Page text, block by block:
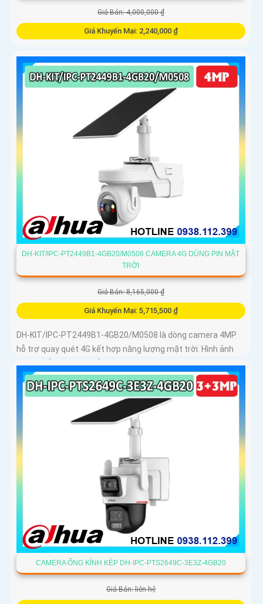
Giá Bán: 4,000,000 ₫
Giá Khuyến Mại: 2,240,000 ₫
Camera MEARI G1 dùng SIM 4G LTE ghi hình với độ phân giải
3MP, hỗ trợ xoay 350 độ và nghiêng 90 độ, bao quát không
gian rộng. Hình ảnh ban đêm vẫn rõ nhờ đèn LED màu 30m và
DH-KIT/IPC-PT2449B1-4GB20/M0508 CAMERA 4G DÙNG PIN MẶT
TRỜI
Giá Bán: 8,165,000 ₫
Giá Khuyến Mại: 5,715,500 ₫
DH-KIT/IPC-PT2449B1-4GB20/M0508 là dòng camera 4MP
hỗ trợ quay quét 4G kết hợp năng lượng mặt trời. Hình ảnh
đạt chuẩn Ultra 2K+, ống kính 3. 6mm góc rộng 78
CAMERA ỐNG KÍNH KÉP DH-IPC-PTS2649C-3E3Z-4GB20
Giá Bán: liên hệ